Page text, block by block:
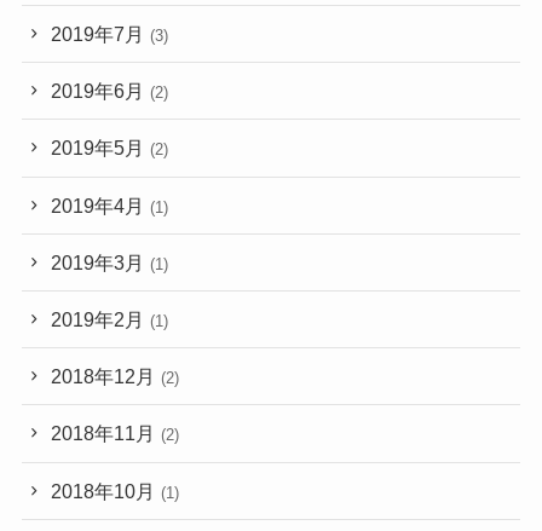
2019年7月 (3)
2019年6月 (2)
2019年5月 (2)
2019年4月 (1)
2019年3月 (1)
2019年2月 (1)
2018年12月 (2)
2018年11月 (2)
2018年10月 (1)